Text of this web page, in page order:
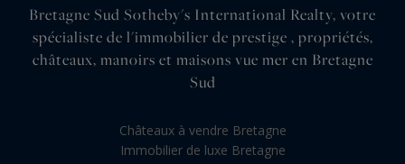
Bretagne Sud Sotheby's International Realty, votre
spécialiste de l'immobilier de prestige , propriétés,
châteaux, manoirs et maisons vue mer en Bretagne
Sud
Châteaux à vendre Bretagne
Immobilier de luxe Bretagne